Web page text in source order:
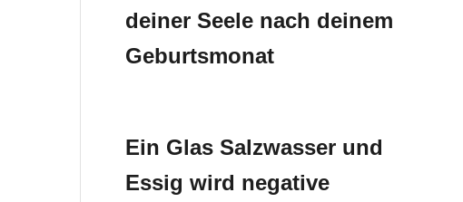
deiner Seele nach deinem
Geburtsmonat
Ein Glas Salzwasser und
Essig wird negative